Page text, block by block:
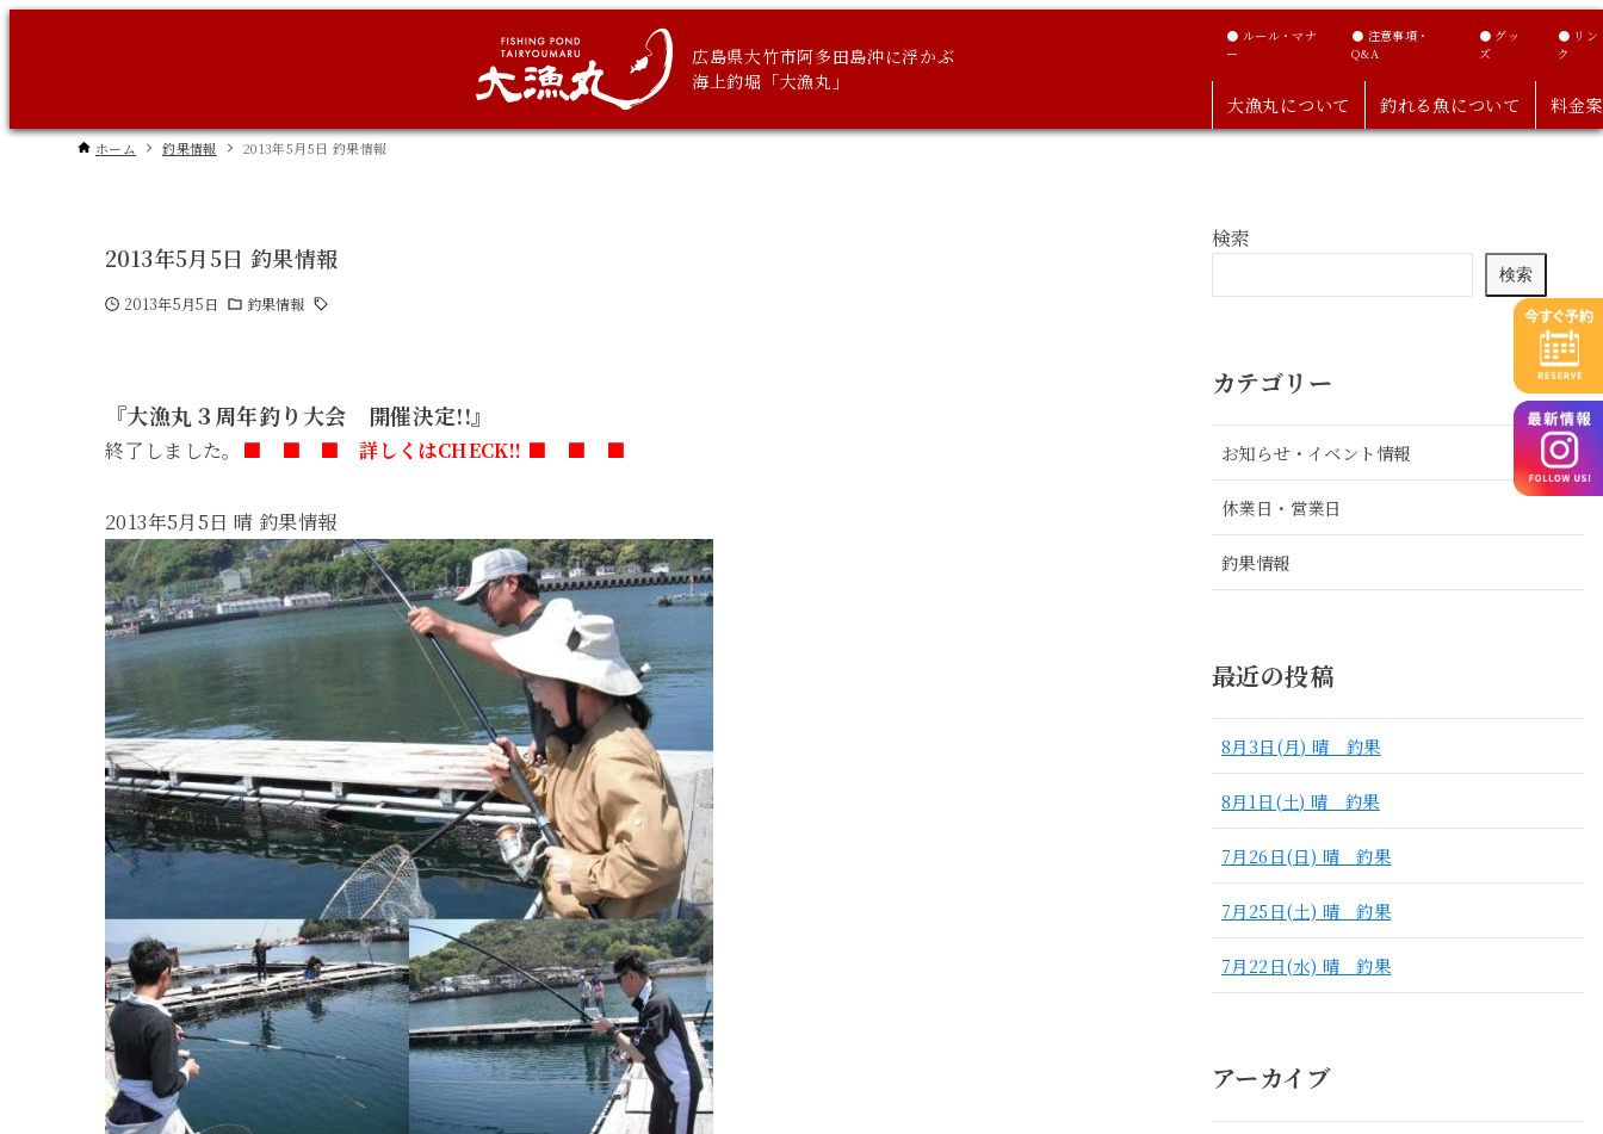
広島県大竹市阿多田島沖に浮かぶ
海上釣堀「大漁丸」
● ルール・マナ
ー
● 注意事項・
Q&A
● グッ
ズ
● リン
ク
大漁丸について 釣れる魚について 料金
ホーム 釣果情報 2013年5月5日 釣果情報
2013年5月5日 釣果情報
2013年5月5日 釣果情報
『大漁丸３周年釣り大会 開催決定!!』
終了しました。 ■ ■ ■ 詳しくはCHECK!! ■ ■ ■
2013年5月5日 晴 釣果情報
検索
検索
カテゴリー
お知らせ・イベント情報
休業日・営業日
釣果情報
最近の投稿
8月3日(月) 晴 釣果
8月1日(土) 晴 釣果
7月26日(日) 晴 釣果
7月25日(土) 晴 釣果
7月22日(水) 晴 釣果
アーカイブ